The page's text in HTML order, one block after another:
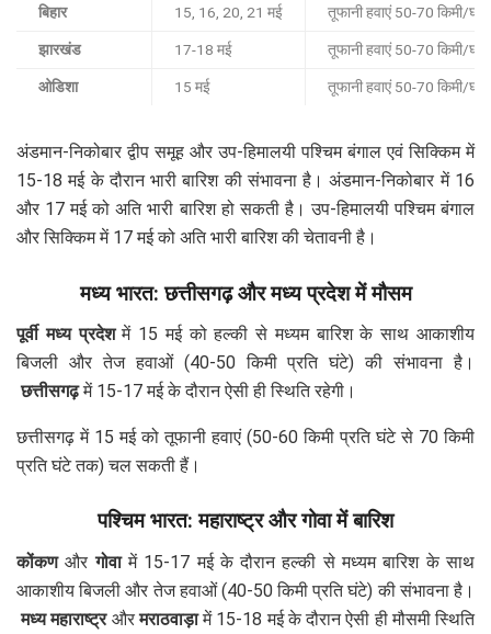
बिहार 15, 16, 20, 21 मई तूफानी हवाएं 50-70 किमी/घंटा
झारखंड 17-18 मई तूफानी हवाएं 50-70 किमी/घंटा
ओडिशा 15 मई तूफानी हवाएं 50-70 किमी/घंटा
अंडमान-निकोबार द्वीप समूह और उप-हिमालयी पश्चिम बंगाल एवं सिक्किम में
15-18 मई के दौरान भारी बारिश की संभावना है। अंडमान-निकोबार में 16
और 17 मई को अति भारी बारिश हो सकती है। उप-हिमालयी पश्चिम बंगाल
और सिक्किम में 17 मई को अति भारी बारिश की चेतावनी है।
मध्य भारत: छत्तीसगढ़ और मध्य प्रदेश में मौसम
पूर्वी मध्य प्रदेशमें 15 मई को हल्की से मध्यम बारिश के साथ आकाशीय
बिजली और तेज हवाओं (40-50 किमी प्रति घंटे) की संभावना है।
छत्तीसगढ़में 15-17 मई के दौरान ऐसी ही स्थिति रहेगी।
छत्तीसगढ़ में 15 मई को तूफानी हवाएं (50-60 किमी प्रति घंटे से 70 किमी
प्रति घंटे तक) चल सकती हैं।
पश्चिम भारत: महाराष्ट्र और गोवा में बारिश
कोंकणऔरगोवामें 15-17 मई के दौरान हल्की से मध्यम बारिश के साथ
आकाशीय बिजली और तेज हवाओं (40-50 किमी प्रति घंटे) की संभावना है।
मध्य महाराष्ट्रऔरमराठवाड़ामें 15-18 मई के दौरान ऐसी ही मौसमी स्थिति